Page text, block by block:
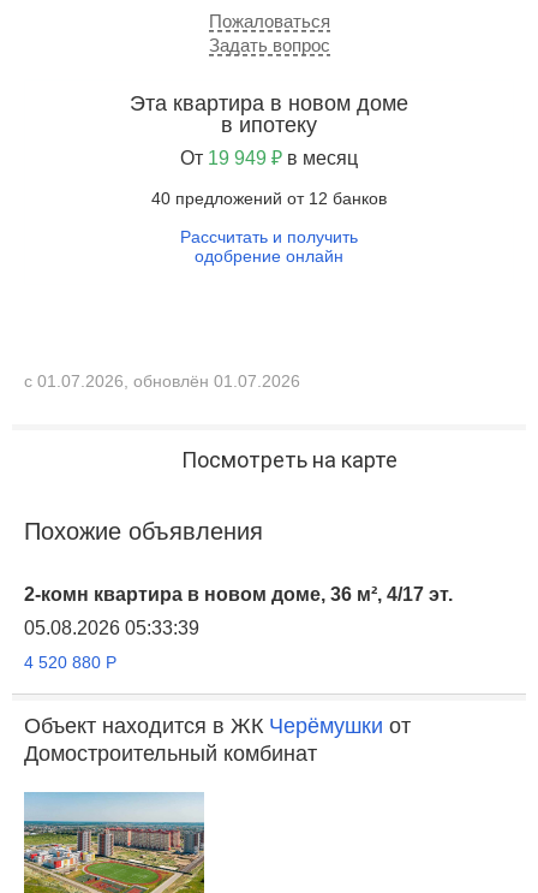
Пожаловаться
Задать вопрос
Эта квартира в новом доме
в ипотеку
От 19 949 ₽ в месяц
40 предложений от 12 банков
Рассчитать и получить
одобрение онлайн
с 01.07.2026, обновлён 01.07.2026
Посмотреть на карте
Похожие объявления
2-комн квартира в новом доме, 36 м², 4/17 эт.
05.08.2026 05:33:39
4 520 880 Р
Объект находится в ЖК Черёмушки от
Домостроительный комбинат